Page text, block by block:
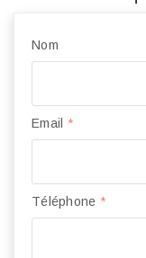
Nom
Email *
Téléphone *